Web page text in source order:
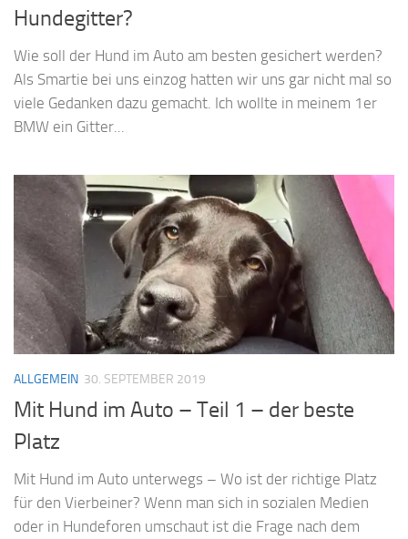
Hundegitter?
Wie soll der Hund im Auto am besten gesichert werden?
Als Smartie bei uns einzog hatten wir uns gar nicht mal so
viele Gedanken dazu gemacht. Ich wollte in meinem 1er
BMW ein Gitter...
ALLGEMEIN 30. SEPTEMBER 2019
Mit Hund im Auto – Teil 1 – der beste
Platz
Mit Hund im Auto unterwegs – Wo ist der richtige Platz
für den Vierbeiner? Wenn man sich in sozialen Medien
oder in Hundeforen umschaut ist die Frage nach dem